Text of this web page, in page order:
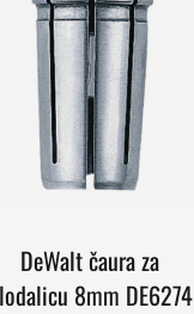
DeWalt čaura za
8mm DE6274